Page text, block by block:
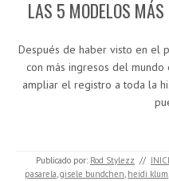
LAS 5 MODELOS
Después de haber visto en el
con más ingresos del
ampliar el registro a toda la
Publicado por: Rod Stylezz //
pasarela,gisele bundchen, heidi klum,